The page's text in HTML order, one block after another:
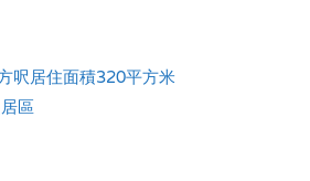
呎居住面積320平方米
區